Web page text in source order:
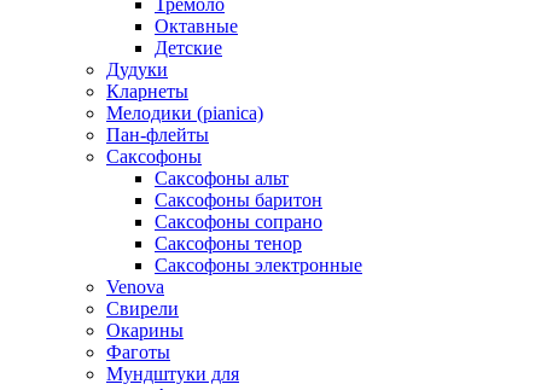
Тремоло
Октавные
Детские
Дудуки
Кларнеты
Мелодики (pianica)
Пан-флейты
Саксофоны
Саксофоны альт
Саксофоны баритон
Саксофоны сопрано
Саксофоны тенор
Саксофоны электронные
Venova
Свирели
Окарины
Фаготы
Мундштуки для